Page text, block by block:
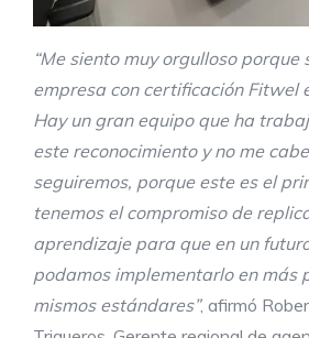
“Me siento muy orgulloso
empresa con certificación Fitwel
Hay un gran equipo que ha
este reconocimiento y no me
seguiremos, porque este es el
tenemos el compromiso de
aprendizaje para que en un
podamos implementarlo en más
mismos estándares”, afirmó